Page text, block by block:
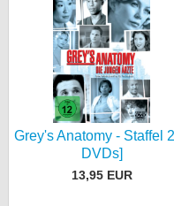
Grey's Anatomy - Staffel
DVDs]
13,95 EUR